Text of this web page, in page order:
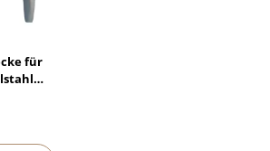
für